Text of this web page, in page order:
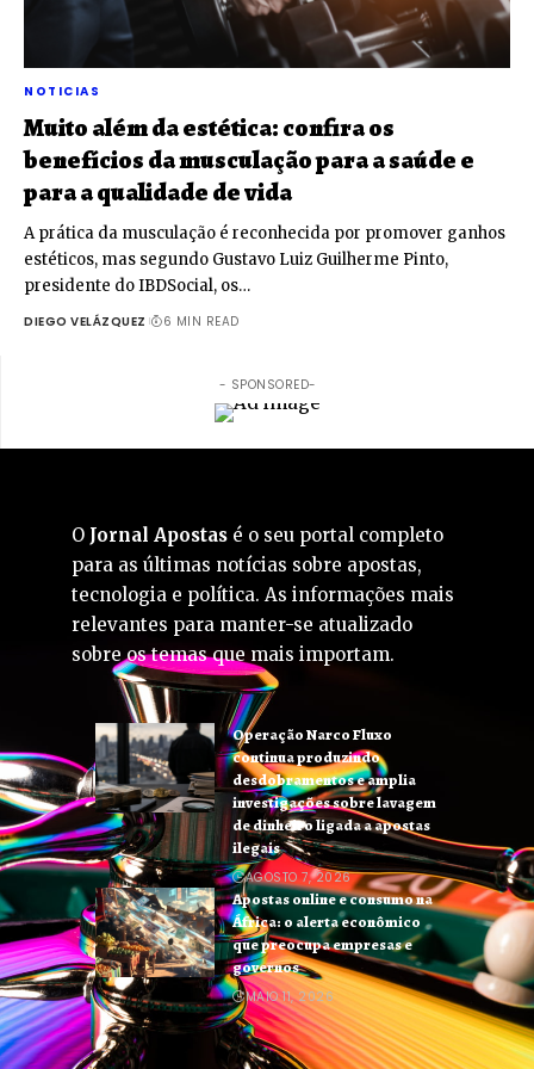
NOTICIAS
Muito além da estética: confira os
benefícios da musculação para a saúde e
para a qualidade de vida
A prática da musculação é reconhecida por promover ganhos
estéticos, mas segundo Gustavo Luiz Guilherme Pinto,
presidente do IBDSocial, os…
DIEGO VELÁZQUEZ 6 MIN READ
- SPONSORED-
O Jornal Apostas é o seu portal completo
para as últimas notícias sobre apostas,
tecnologia e política. As informações mais
relevantes para manter-se atualizado
sobre os temas que mais importam.
Operação Narco Fluxo
continua produzindo
desdobramentos e amplia
investigações sobre lavagem
de dinheiro ligada a apostas
ilegais
AGOSTO 7, 2026
Apostas online e consumo na
África: o alerta econômico
que preocupa empresas e
governos
MAIO 11, 2026